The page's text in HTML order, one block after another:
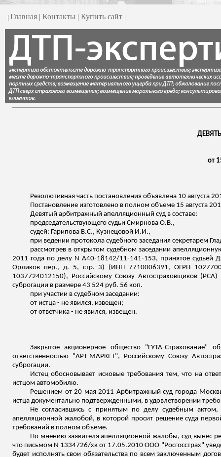
| Главная | Контакты | Купить сайт |
от
Резолютивная часть постановления объявлена 10 августа
Постановление изготовлено в полном объеме 15 августа
Девятый арбитражный апелляционный суд в составе:
председательствующего судьи Смирнова О.В.,
судей: Гарипова В.С., Кузнецовой И.И.,
при ведении протокола судебного заседания секретарем
рассмотрев в открытом судебном заседании
2011 года по делу N А40-18142/11-141-153, принятое судьей
Орликов пер., д. 5, стр. 3) (ИНН 7710006391, ОГРН
1037724012150), Российскому Союзу Автостраховщиков
суброгации в размере 43 524 руб. 56 коп.
при участии в судебном заседании:
от истца - не явился, извещен;
от ответчика - не явился, извещен.
Закрытое акционерное общество "ГУТА-
ответственностью "АРТ-МАРКЕТ", Российскому Союзу
суброгации.
Истец обосновывает исковые требования тем, что на
истцом автомобилю.
Решением от 20 мая 2011 Арбитражный суд города
истца документально подтвержденными, в удовлетворении
Не согласившись с принятым по делу судебным
апелляционной жалобой, в которой просит решение суда
требований в полном объеме.
По мнению заявителя апелляционной жалобы, суд вынес
что письмом N 1334726/хк от 17.05.2010 ООО "Росгосстрах"
будет исполнять свои обязательства по всем заключенным